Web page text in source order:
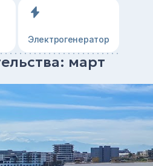
Электрогенератор
март